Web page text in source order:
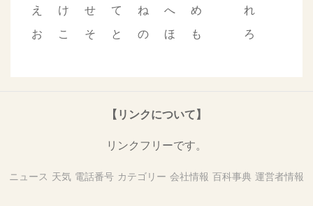
え
お
け
こ
せ
そ
て
と
ね
の
へ
ほ
め
も
れ
ろ
【リンクについて】
リンクフリーです。
ニュース 天気 電話番号 カテゴリー 会社情報 百科事典 運営者情報